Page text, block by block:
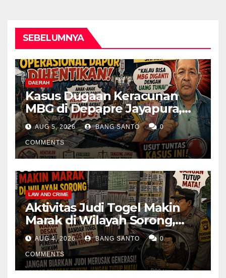
SEBELUMNYA
DAERAH
Kasus Dugaan Keracunan
MBG di Depapre Jayapura,
Aktivis Papua Minta
Operasional Dapur
Dihentikan & Evaluasi
Menyeluruh
AUG 5, 2026 BANG SANTO 0
COMMENTS
LAW AND CRIME
Aktivitas Judi Togel Makin
Marak di Wilayah Sorong,
Warga Desak Aparat Segera
Tangkap Bandar Luis dan
Kroninya
AUG 4, 2026 BANG SANTO 0
COMMENTS